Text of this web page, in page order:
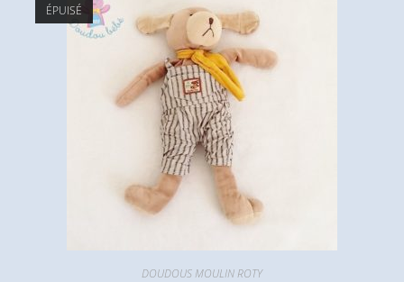
ÉPUISÉ
DOUDOUS MOULIN ROTY